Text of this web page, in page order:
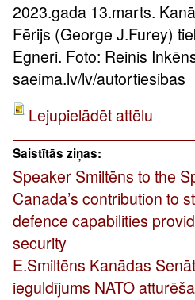
2023.gada 13.marts.
Fērijs (George J.Furey)
Egneri. Foto: Reinis
saeima.lv/lv/autortiesibas
Lejupielādēt attēlu
Saistītās ziņas:
Speaker Smiltēns to the
Canada’s contribution to
defence capabilities
security
E.Smiltēns Kanādas
ieguldījums NATO